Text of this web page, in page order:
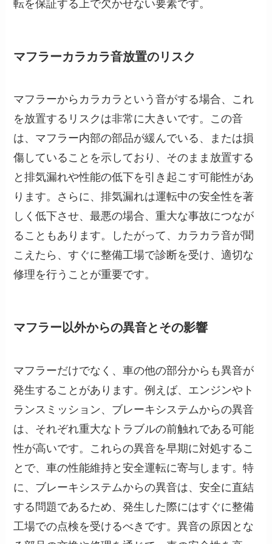
マフラーカラカラ音放置のリスク
マフラーからカラカラという音がする場合、これ
を放置するリスクは非常に大きいです。この音
は、マフラー内部の部品が緩んでいる、または損
傷していることを示しており、そのまま放置する
と排気漏れや性能の低下を引き起こす可能性があ
ります。さらに、排気漏れは運転中の安全性を著
しく低下させ、最悪の場合、重大な事故につなが
ることもあります。したがって、カラカラ音が聞
こえたら、すぐに整備工場で診断を受け、適切な
修理を行うことが重要です。
マフラー以外からの異音とその影響
マフラーだけでなく、車の他の部分からも異音が
発生することがあります。例えば、エンジンやト
ランスミッション、ブレーキシステムからの異音
は、それぞれ重大なトラブルの前触れである可能
性が高いです。これらの異音を早期に対処するこ
とで、車の性能維持と安全運転に寄与します。特
に、ブレーキシステムからの異音は、安全に直結
する問題であるため、発生した際にはすぐに整備
工場での点検を受けるべきです。異音の原因とな